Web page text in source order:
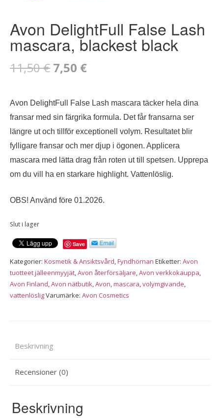
Avon DelightFull False Lash
mascara, blackest black
11,50€ Det
priset
var:
11,50 €.
7,50 €Det
priset
är:
7,50 €.
Avon DelightFull False Lash mascara täcker hela dina
fransar med sin färgrika formula. Det får fransarna ser
längre ut och tillför exceptionell volym. Resultatet blir
fylligare fransar och mer djup i ögonen. Applicera
mascara med lätta drag från roten ut till spetsen. Upprepa
om du vill ha en starkare highlight. Vattenlöslig.
OBS! Använd före 01.2026.
Slut i lager
Save
Kategorier: Kosmetik & Ansiktsvård,Fyndhörnan Etiketter: Avon
tuotteet jälleenmyyjät,Avon återförsäljare,Avon verkkokauppa,
Avon Finland,Avon nätbutik,Avon,mascara,volymgivande,
vattenlösligVarumärke: Avon Cosmetics
Beskrivning
Recensioner (0)
Beskrivning